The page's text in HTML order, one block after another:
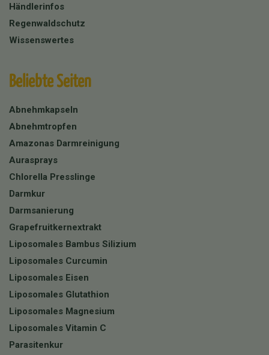
Händlerinfos
Regenwaldschutz
Wissenswertes
Beliebte Seiten
Abnehmkapseln
Abnehmtropfen
Amazonas Darmreinigung
Aurasprays
Chlorella Presslinge
Darmkur
Darmsanierung
Grapefruitkernextrakt
Liposomales Bambus Silizium
Liposomales Curcumin
Liposomales Eisen
Liposomales Glutathion
Liposomales Magnesium
Liposomales Vitamin C
Parasitenkur